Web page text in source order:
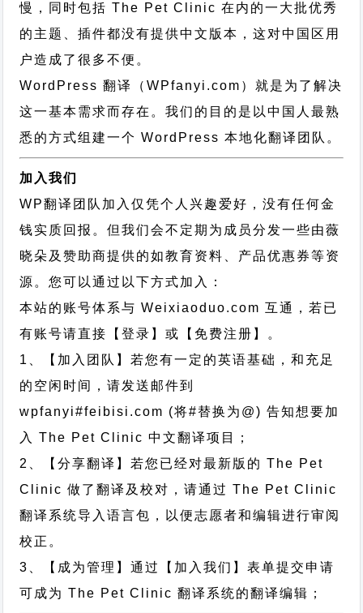
慢，同时包括 The Pet Clinic 在内的一大批优秀
的主题、插件都没有提供中文版本，这对中国区用
户造成了很多不便。
WordPress 翻译（WPfanyi.com） 就是为了解决
这一基本需求而存在。我们的目的是以中国人最熟
悉的方式组建一个 WordPress 本地化翻译团队。
加入我们
WP翻译团队加入仅凭个人兴趣爱好，没有任何金
钱实质回报。但我们会不定期为成员分发一些由薇
晓朵及赞助商提供的如教育资料、产品优惠券等资
源。您可以通过以下方式加入：
本站的账号体系与Weixiaoduo.com 互通，若已
有账号请直接【登录】或【免费注册】。
1、【加入团队】若您有一定的英语基础，和充足
的空闲时间，请发送邮件到
wpfanyi#feibisi.com (将#替换为@) 告知想要加
入 The Pet Clinic 中文翻译项目；
2、【分享翻译】若您已经对最新版的 The Pet
Clinic 做了翻译及校对，请通过 The Pet Clinic
翻译系统导入语言包，以便志愿者和编辑进行审阅
校正。
3、【成为管理】通过【加入我们】表单提交申请
可成为 The Pet Clinic 翻译系统的翻译编辑；